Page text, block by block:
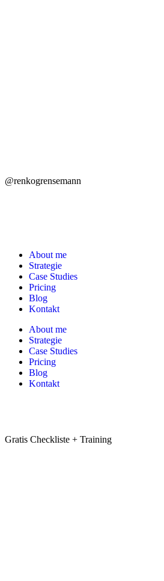
@renkogrensemann
About me
Strategie
Case Studies
Pricing
Blog
Kontakt
About me
Strategie
Case Studies
Pricing
Blog
Kontakt
Gratis Checkliste + Training